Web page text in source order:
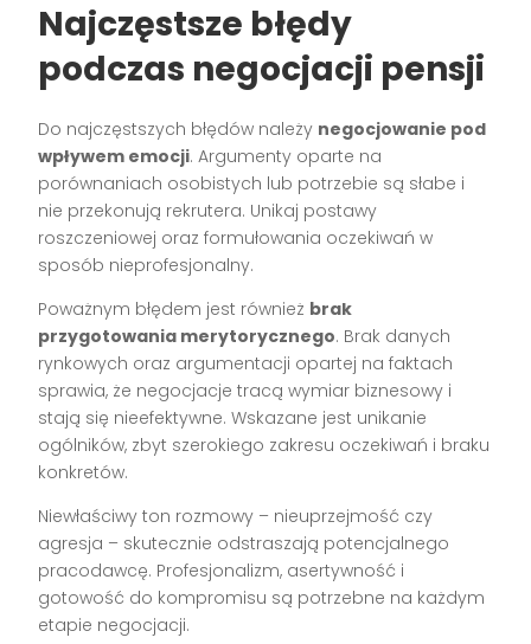
Najczęstsze błędy
podczas negocjacji pensji
Do najczęstszych błędów należy negocjowanie pod
wpływem emocji. Argumenty oparte na
porównaniach osobistych lub potrzebie są słabe i
nie przekonują rekrutera. Unikaj postawy
roszczeniowej oraz formułowania oczekiwań w
sposób nieprofesjonalny.
Poważnym błędem jest również brak
przygotowania merytorycznego. Brak danych
rynkowych oraz argumentacji opartej na faktach
sprawia, że negocjacje tracą wymiar biznesowy i
stają się nieefektywne. Wskazane jest unikanie
ogólników, zbyt szerokiego zakresu oczekiwań i braku
konkretów.
Niewłaściwy ton rozmowy – nieuprzejmość czy
agresja – skutecznie odstraszają potencjalnego
pracodawcę. Profesjonalizm, asertywność i
gotowość do kompromisu są potrzebne na każdym
etapie negocjacji.